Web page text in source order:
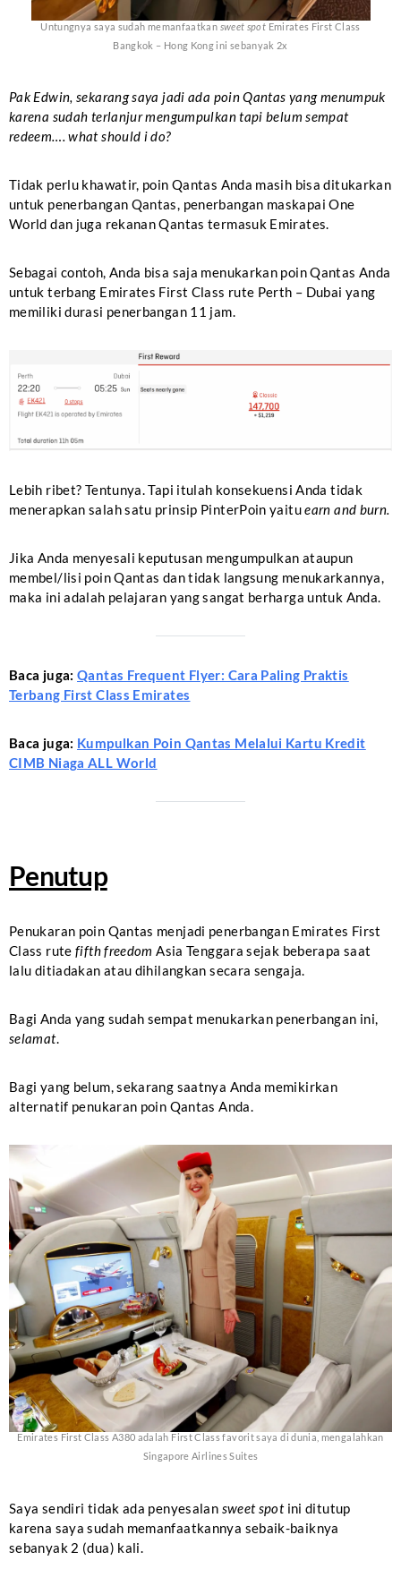
Untungnya saya sudah memanfaatkan sweet spot Emirates First Class
Bangkok – Hong Kong ini sebanyak 2x
Pak Edwin, sekarang saya jadi ada poin Qantas yang menumpuk
karena sudah terlanjur mengumpulkan tapi belum sempat
redeem…. what should i do?
Tidak perlu khawatir, poin Qantas Anda masih bisa ditukarkan
untuk penerbangan Qantas, penerbangan maskapai One
World dan juga rekanan Qantas termasuk Emirates.
Sebagai contoh, Anda bisa saja menukarkan poin Qantas Anda
untuk terbang Emirates First Class rute Perth – Dubai yang
memiliki durasi penerbangan 11 jam.
Lebih ribet? Tentunya. Tapi itulah konsekuensi Anda tidak
menerapkan salah satu prinsip PinterPoin yaituearn and burn.
Jika Anda menyesali keputusan mengumpulkan ataupun
membel/lisi poin Qantas dan tidak langsung menukarkannya,
maka ini adalah pelajaran yang sangat berharga untuk Anda.
Baca juga:Qantas Frequent Flyer: Cara Paling Praktis
Terbang First Class Emirates
Baca juga: Kumpulkan Poin Qantas Melalui Kartu Kredit
CIMB Niaga ALL World
Penutup
Penukaran poin Qantas menjadi penerbangan Emirates First
Class rute fifth freedom Asia Tenggara sejak beberapa saat
lalu ditiadakan atau dihilangkan secara sengaja.
Bagi Anda yang sudah sempat menukarkan penerbangan ini,
selamat.
Bagi yang belum, sekarang saatnya Anda memikirkan
alternatif penukaran poin Qantas Anda.
Emirates First Class A380 adalah First Class favorit saya di dunia, mengalahkan
Singapore Airlines Suites
Saya sendiri tidak ada penyesalan sweet spot ini ditutup
karena saya sudah memanfaatkannya sebaik-baiknya
sebanyak 2 (dua) kali.